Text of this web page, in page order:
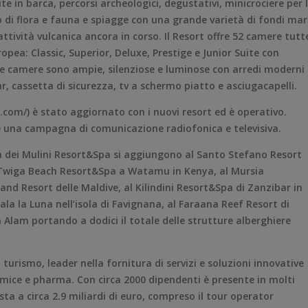
in barca, percorsi archeologici, degustativi, minicrociere per
flora e fauna e spiagge con una grande varietà di fondi
vulcanica ancora in corso. Il Resort offre 52 camere
Classic, Superior, Deluxe, Prestige e Junior Suite con
sono ampie, silenziose e luminose con arredi moderni
cassetta di sicurezza, tv a schermo piatto e asciugacapelli.
) è stato aggiornato con i nuovi resort ed è operativo.
campagna di comunicazione radiofonica e televisiva.
dei Mulini Resort&Spa si aggiungono al Santo Stefano Resort
Beach Resort&Spa a Watamu in Kenya, al Mursia
Resort delle Maldive, al Kilindini Resort&Spa di Zanzibar in
la Luna nell’isola di Favignana, al Faraana Reef Resort di
Alam portando a dodici il totale delle strutture alberghiere
leader nella fornitura di servizi e soluzioni innovative
e pharma. Con circa 2000 dipendenti è presente in molti
a circa 2.9 miliardi di euro, compreso il tour operator